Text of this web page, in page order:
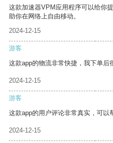
这款加速器VPM应用程序可以给你
助你在网络上自由移动。
2024-12-15
游客
这款app的物流非常快捷，我下单后
2024-12-15
游客
这款app的用户评论非常真实，可以
2024-12-15